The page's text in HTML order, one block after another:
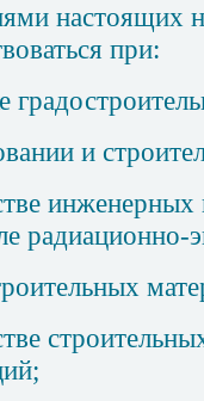
настоящих
при:
и
инженерных
радиационно-